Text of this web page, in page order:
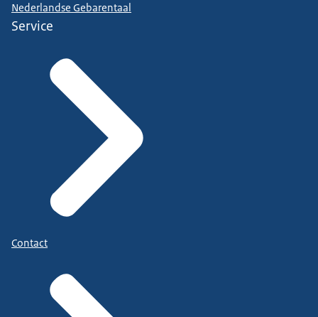
Nederlandse Gebarentaal
Service
Contact